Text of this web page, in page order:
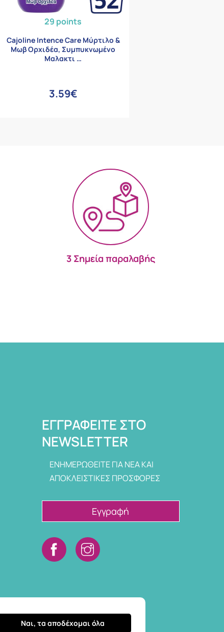
29 points
Cajoline Intence Care Μύρτιλο &
Μωβ Ορχιδέα, Συμπυκνωμένο
Μαλακτι …
3.59€
3 Σημεία παραλαβής
ΕΓΓΡΑΦΕΊΤΕ ΣΤΟ
NEWSLETTER
ΕΝΗΜΕΡΩΘΕΙΤΕ ΓΙΑ ΝΕΑ ΚΑΙ
ΑΠΟΚΛΕΙΣΤΙΚΕΣ ΠΡΟΣΦΟΡΕΣ
Εγγραφή
Ναι, τα αποδέχομαι όλα